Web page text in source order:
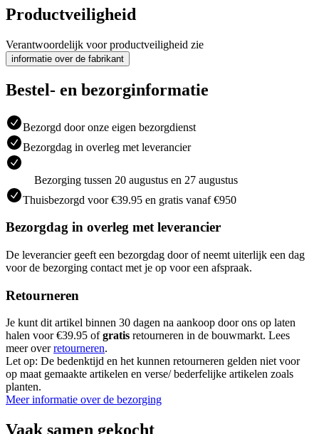
Productveiligheid
Verantwoordelijk voor productveiligheid zie
informatie over de fabrikant
Bestel- en bezorginformatie
Bezorgd door onze eigen bezorgdienst
Bezorgdag in overleg met leverancier
Bezorging tussen 20 augustus en 27 augustus
Thuisbezorgd voor €39.95 en gratis vanaf €950
Bezorgdag in overleg met leverancier
De leverancier geeft een bezorgdag door of neemt uiterlijk een dag
voor de bezorging contact met je op voor een afspraak.
Retourneren
Je kunt dit artikel binnen 30 dagen na aankoop door ons op laten
halen voor €39.95 ofgratis retourneren in de bouwmarkt. Lees
meer overretourneren.
Let op: De bedenktijd en het kunnen retourneren gelden niet voor
op maat gemaakte artikelen en verse/ bederfelijke artikelen zoals
planten.
Meer informatie over de bezorging
Vaak samen gekocht